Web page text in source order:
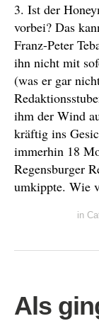
3. Ist der
vorbei? Das
Franz-Peter
ihn nicht mit
(was er gar
ihm der Wind
kräftig ins
immerhin 18
Regensburger
umkippte. Wie
in
Als